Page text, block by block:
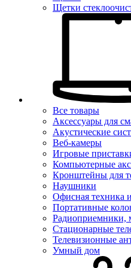
Щетки
Все товары
Аксессуары для
Акустические
Веб-камеры
Игровые
Компьютерные
Кронштейны для
Наушники
Офисная техника
Портативные
Радиоприемники,
Стационарные
Телевизионные
Умный дом